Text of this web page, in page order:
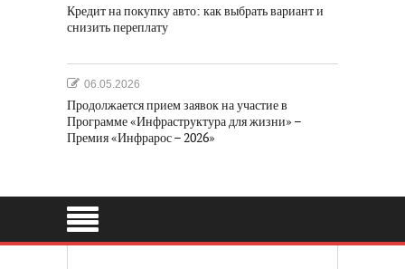
Кредит на покупку авто: как выбрать вариант и
снизить переплату
06.05.2026
Продолжается прием заявок на участие в
Программе «Инфраструктура для жизни» –
Премия «Инфрарос – 2026»